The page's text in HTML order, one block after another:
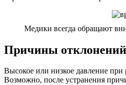
Медики всегда обращают
Причины
Высокое или низкое давление
Возможно, после устранения